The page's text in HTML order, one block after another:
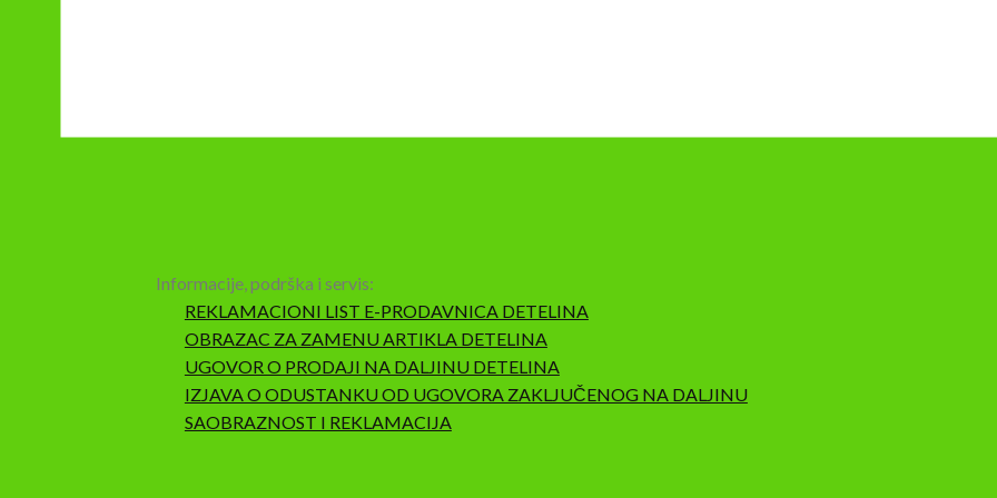
Informacije, podrška i servis:
REKLAMACIONI LIST E-PRODAVNICA DETELINA
OBRAZAC ZA ZAMENU ARTIKLA DETELINA
UGOVOR O PRODAJI NA DALJINU DETELINA
IZJAVA O ODUSTANKU OD UGOVORA ZAKLJUČENOG NA DALJINU
SAOBRAZNOST I REKLAMACIJA